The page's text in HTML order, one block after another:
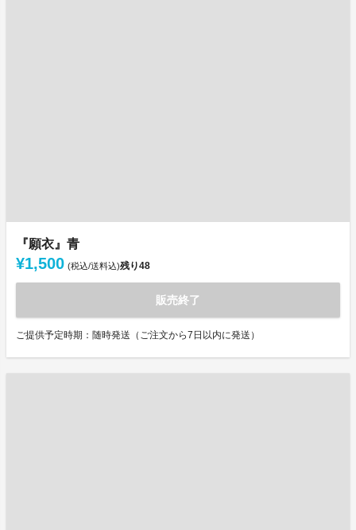
『願衣』青
¥1,500 (税込/送料込)残り48
販売終了
ご提供予定時期：随時発送（ご注文から7日以内に発送）